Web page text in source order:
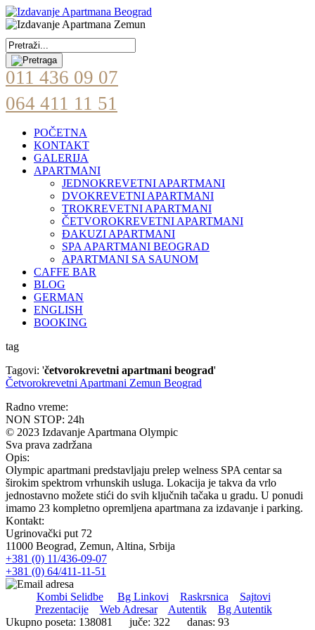
011 436 09 07
064 411 11 51
POČETNA
KONTAKT
GALERIJA
APARTMANI
JEDNOKREVETNI APARTMANI
DVOKREVETNI APARTMANI
TROKREVETNI APARTMANI
ČETVOROKREVETNI APARTMANI
ĐAKUZI APARTMANI
SPA APARTMANI BEOGRAD
APARTMANI SA SAUNOM
CAFFE BAR
BLOG
GERMAN
ENGLISH
BOOKING
tag
Tagovi: 'četvorokrevetni apartmani beograd'
Četvorokrevetni Apartmani Zemun Beograd
Radno vreme:
NON STOP: 24h
© 2023 Izdavanje Apartmana Olympic
Sva prava zadržana
Opis:
Olympic apartmani predstavljaju prelep welness SPA centar sa
širokim spektrom vrhunskih usluga. Lokacija je takva da vrlo
jednostavno možete stići do svih ključnih tačaka u gradu. U ponudi
imamo 23 kompletno opremljena apartmana za izdavanje i parking.
Kontakt:
Ugrinovački put 72
11000 Beograd, Zemun, Altina, Srbija
+381 (0) 11/436-09-07
+381 (0) 64/411-11-51
Kombi Selidbe Bg Linkovi Raskrsnica
Sajtovi
Prezentacije
Web Adresar Autentik
Bg Autentik
Ukupno poseta: 138081 juče: 322 danas: 93